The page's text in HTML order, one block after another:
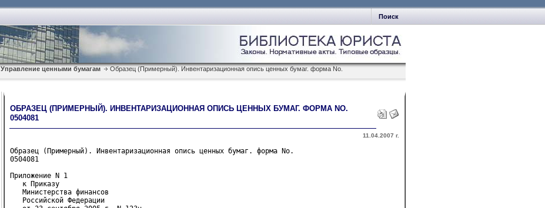
Поиск
Управление ценными бумагам
Образец (Примерный). Инвентаризационная опись ценных бумаг. форма No.
ОБРАЗЕЦ (ПРИМЕРНЫЙ). ИНВЕНТАРИЗАЦИОННАЯ ОПИСЬ ЦЕННЫХ БУМАГ. ФОРМА NO.
0504081
11.04.2007 г.
Образец (Примерный). Инвентаризационная опись ценных бумаг. форма No.
0504081
Приложение N 1
к Приказу
Министерства финансов
Российской Федерации